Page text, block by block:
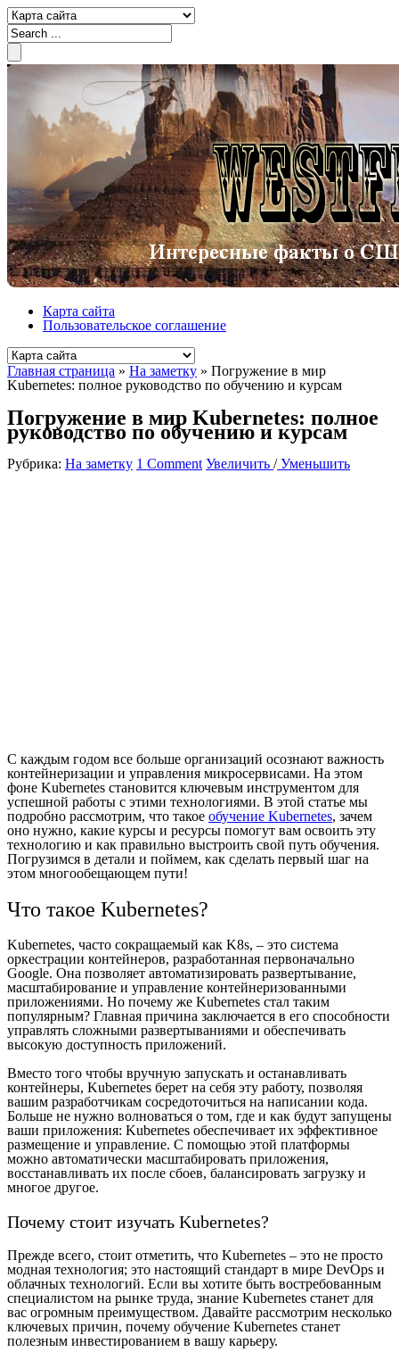
Карта сайта
Пользовательское соглашение
Главная страница » На заметку » Погружение в мир
Kubernetes: полное руководство по обучению и курсам
Погружение в мир Kubernetes: полное
руководство по обучению и курсам
Рубрика: На заметку 1 Comment Увеличить /Уменьшить
С каждым годом все больше организаций осознают важность
контейнеризации и управления микросервисами. На этом
фоне Kubernetes становится ключевым инструментом для
успешной работы с этими технологиями. В этой статье мы
подробно рассмотрим, что такое обучение Kubernetes, зачем
оно нужно, какие курсы и ресурсы помогут вам освоить эту
технологию и как правильно выстроить свой путь обучения.
Погрузимся в детали и поймем, как сделать первый шаг на
этом многообещающем пути!
Что такое Kubernetes?
Kubernetes, часто сокращаемый как K8s, – это система
оркестрации контейнеров, разработанная первоначально
Google. Она позволяет автоматизировать развертывание,
масштабирование и управление контейнеризованными
приложениями. Но почему же Kubernetes стал таким
популярным? Главная причина заключается в его способности
управлять сложными развертываниями и обеспечивать
высокую доступность приложений.
Вместо того чтобы вручную запускать и останавливать
контейнеры, Kubernetes берет на себя эту работу, позволяя
вашим разработчикам сосредоточиться на написании кода.
Больше не нужно волноваться о том, где и как будут запущены
ваши приложения: Kubernetes обеспечивает их эффективное
размещение и управление. С помощью этой платформы
можно автоматически масштабировать приложения,
восстанавливать их после сбоев, балансировать загрузку и
многое другое.
Почему стоит изучать Kubernetes?
Прежде всего, стоит отметить, что Kubernetes – это не просто
модная технология; это настоящий стандарт в мире DevOps и
облачных технологий. Если вы хотите быть востребованным
специалистом на рынке труда, знание Kubernetes станет для
вас огромным преимуществом. Давайте рассмотрим несколько
ключевых причин, почему обучение Kubernetes станет
полезным инвестированием в вашу карьеру.